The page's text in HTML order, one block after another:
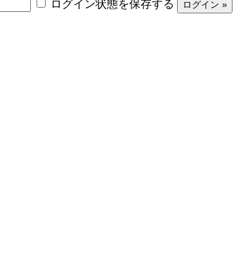
ログイン状態を保存する